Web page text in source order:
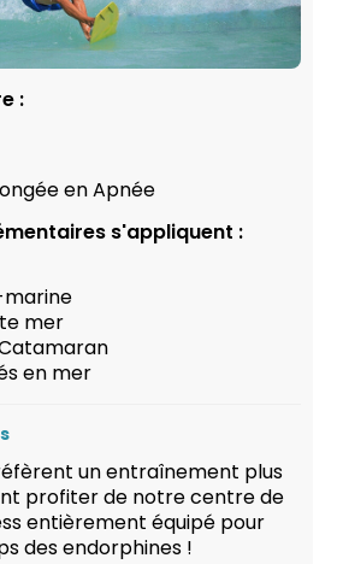
:
en Apnée
s'appliquent :
marine
mer
en mer
un entraînement plus
profiter de notre centre de
entièrement équipé pour
des endorphines !